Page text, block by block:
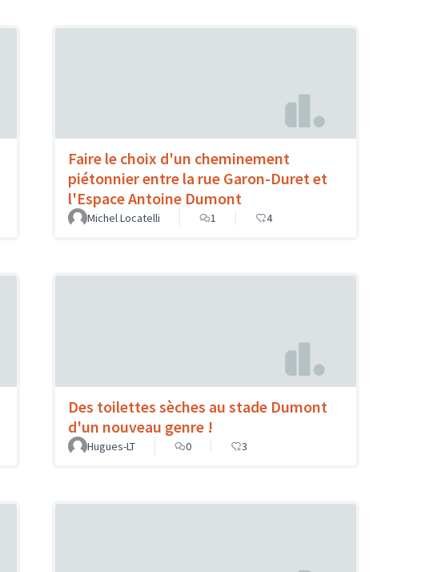
Faire le choix d'un cheminement
piétonnier entre la rue Garon-Duret et
l'Espace Antoine Dumont
Michel Locatelli 1 4
Des toilettes sèches au stade Dumont
d'un nouveau genre !
Hugues-LT 0 3